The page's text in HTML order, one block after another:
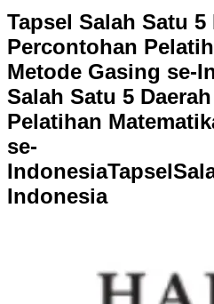
Tapsel Salah Satu 5
Percontohan
Metode Gasing se-
Salah Satu 5
Pelatihan
se-
IndonesiaTapselSal
Indonesia